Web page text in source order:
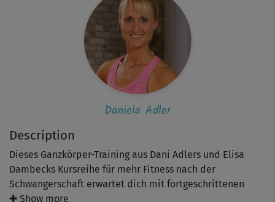
Description
Dieses Ganzkörper-Training aus Dani Adlers und Elisa
Dambecks Kursreihe für mehr Fitness nach der
Schwangerschaft erwartet dich mit fortgeschrittenen
Dance-Moves und Kräftigungsparts für den kompletten
✚ Show more
Daniela Adler